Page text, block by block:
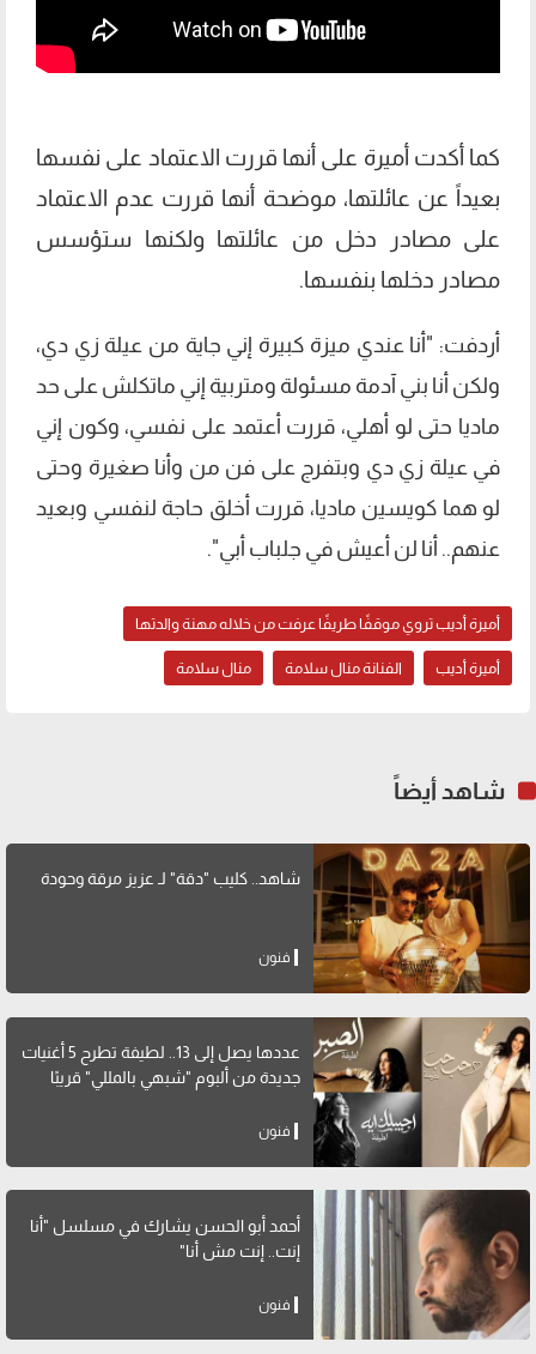
كما أكدت أميرة على أنها قررت الاعتماد على نفسها
بعيداً عن عائلتها، موضحة أنها قررت عدم الاعتماد
على مصادر دخل من عائلتها ولكنها ستؤسس
مصادر دخلها بنفسها.
أردفت: "أنا عندي ميزة كبيرة إني جاية من عيلة زي دي،
ولكن أنا بني آدمة مسئولة ومتربية إني ماتكلش على حد
ماديا حتى لو أهلي، قررت أعتمد على نفسي، وكون إني
في عيلة زي دي وبتفرج على فن من وأنا صغيرة وحتى
لو هما كويسين ماديا، قررت أخلق حاجة لنفسي وبعيد
عنهم.. أنا لن أعيش في جلباب أبي".
أميرة أديب تروي موقفًا طريفًا عرفت من خلاله مهنة والدتها
أميرة أديب الفنانة منال سلامة منال سلامة
شاهد أيضاً
شاهد.. كليب "دقة" لـ عزيز مرقة وحودة
فنون
عددها يصل إلى 13.. لطيفة تطرح 5 أغنيات
جديدة من ألبوم "شبهي بالمللي" قريبًا
فنون
أحمد أبو الحسن يشارك في مسلسل "أنا
إنت.. إنت مش أنا"
فنون